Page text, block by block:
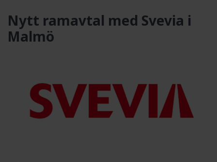
Nytt ramavtal med Svevia i
Malmö